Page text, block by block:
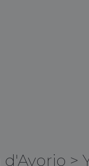
d'Avorio >